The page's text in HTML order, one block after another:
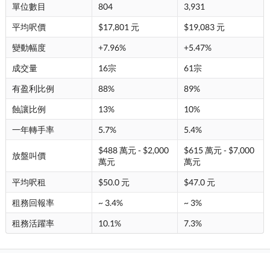
單位數目
804
3,931
平均呎價
$17,801 元
$19,083 元
變動幅度
+7.96%
+5.47%
成交量
16宗
61宗
有盈利比例
88%
89%
蝕讓比例
13%
10%
一年轉手率
5.7% 5.4%
放盤叫價
$488 萬元 - $2,000
萬元
$615 萬元 - $7,000
萬元
平均呎租
$50.0 元
$47.0 元
租務回報率
~ 3.4%
~ 3%
租務活躍率
10.1% 7.3%